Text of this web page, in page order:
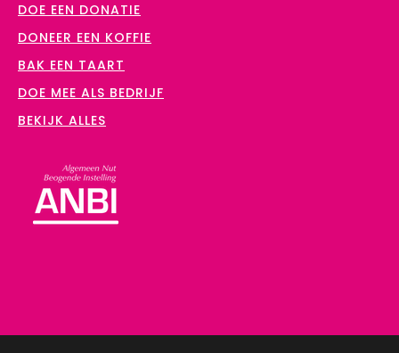
DOE EEN DONATIE
DONEER EEN KOFFIE
BAK EEN TAART
DOE MEE ALS BEDRIJF
BEKIJK ALLES